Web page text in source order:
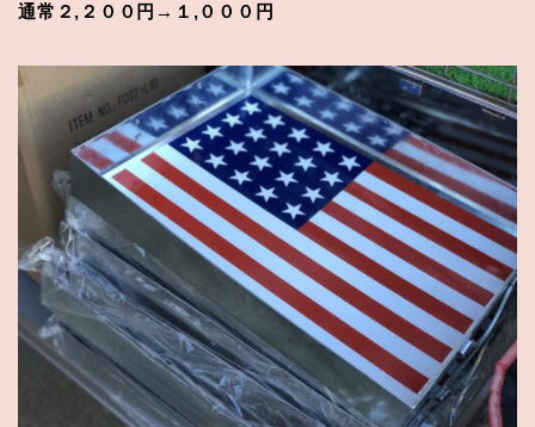
通常２,２００円→１,０００円